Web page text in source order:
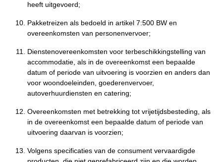
heeft uitgevoerd;
Pakketreizen als bedoeld in artikel 7:500 BW en
overeenkomsten van personenvervoer;
Dienstenovereenkomsten voor terbeschikkingstelling van
accommodatie, als in de overeenkomst een bepaalde
datum of periode van uitvoering is voorzien en anders dan
voor woondoeleinden, goederenvervoer,
autoverhuurdiensten en catering;
Overeenkomsten met betrekking tot vrijetijdsbesteding, als
in de overeenkomst een bepaalde datum of periode van
uitvoering daarvan is voorzien;
Volgens specificaties van de consument vervaardigde